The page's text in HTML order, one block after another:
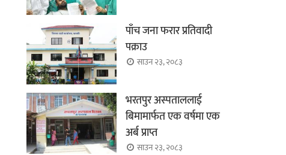
पाँच जना फरार प्रतिवादी
पक्राउ
साउन २३, २०८३
भरतपुर अस्पताललाई
बिमामार्फत एक वर्षमा एक
अर्ब प्राप्त
साउन २३, २०८३